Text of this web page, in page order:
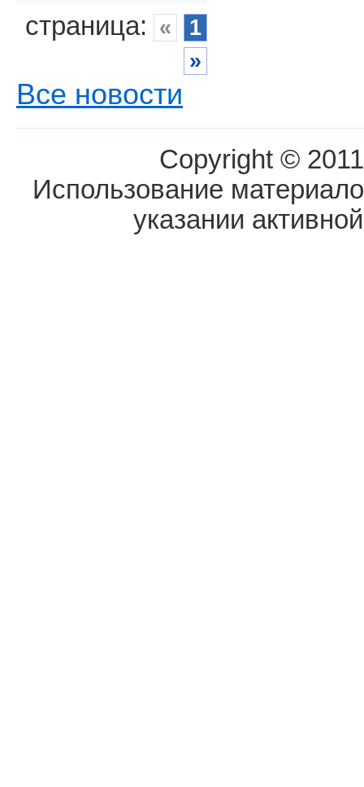
страница: «
1
»
Все новости
Copyright ©
Использование
указании